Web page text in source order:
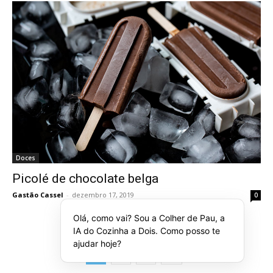
Doces
Picolé de chocolate belga
Gastão Cassel - dezembro 17, 2019 0
Olá, como vai? Sou a Colher de Pau, a
IA do Cozinha a Dois. Como posso te
ajudar hoje?